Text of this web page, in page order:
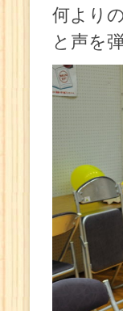
何より
と声を